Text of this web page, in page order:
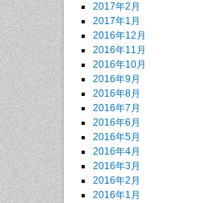
2017年2月
2017年1月
2016年12月
2016年11月
2016年10月
2016年9月
2016年8月
2016年7月
2016年6月
2016年5月
2016年4月
2016年3月
2016年2月
2016年1月